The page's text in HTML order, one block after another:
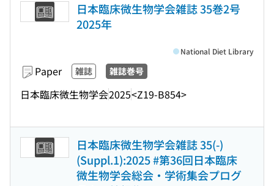
日本臨床微生物学会雑誌 35巻2号
2025年
Paper 雑誌 雑誌巻号
日本臨床微生物学会2025<Z19-B854>
National Diet Library
日本臨床微生物学会雑誌 35(-)
(Suppl.1):2025 #第36回日本臨床
微生物学会総会・学術集会プログ